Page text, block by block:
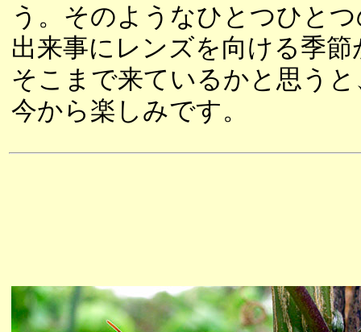
う。そのようなひとつひと
出来事にレンズを向ける季節
そこまで来ているかと思うと
今から楽しみです。